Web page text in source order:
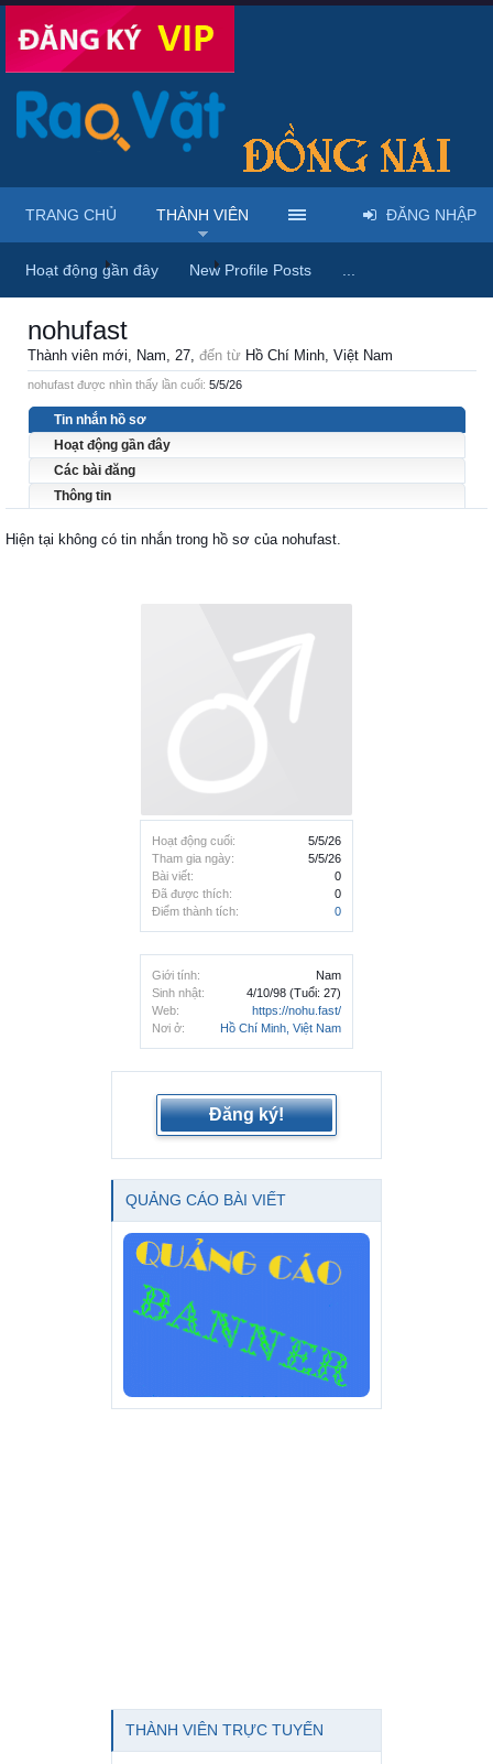
Trang chủ Thành viên nohufast
Hoạt động cuối:
5/5/26
Tham gia ngày:
5/5/26
Bài viết:
0
Đã được thích:
0
Điểm thành tích:
0
Giới tính:
Nam
Sinh nhật:
4/10/98 (Tuổi: 27)
Web:
https://nohu.fast/
Nơi ở:
Hồ Chí Minh, Việt Nam
nohufast
Thành viên mới, Nam, 27, đến từ Hồ Chí Minh, Việt Nam
nohufast được nhìn thấy lần cuối: 5/5/26
Tin nhắn hồ sơ
Hoạt động gần đây
Các bài đăng
Thông tin
Hiện tại không có tin nhắn trong hồ sơ của nohufast.
Đăng ký!
QUẢNG CÁO BÀI VIẾT
THÀNH VIÊN TRỰC TUYẾN
TRANG CHỦ THÀNH VIÊN
Hoạt động gần đây New Profile Posts
ĐĂNG NHẬP